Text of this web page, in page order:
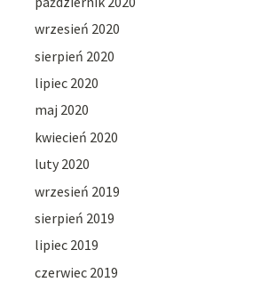
wrzesień 2020
sierpień 2020
lipiec 2020
maj 2020
kwiecień 2020
luty 2020
wrzesień 2019
sierpień 2019
lipiec 2019
czerwiec 2019